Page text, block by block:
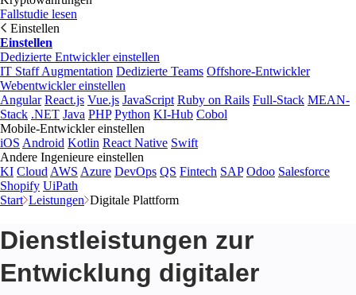
Fallstudie lesen
Einstellen
Einstellen
Dedizierte Entwickler einstellen
IT Staff Augmentation Dedizierte Teams Offshore-Entwickler
Webentwickler einstellen
Angular React.js Vue.js JavaScript Ruby on Rails Full-Stack MEAN-
Stack .NET Java PHP Python KI-Hub Cobol
Mobile-Entwickler einstellen
iOS Android Kotlin React Native Swift
Andere Ingenieure einstellen
KI Cloud AWS Azure DevOps QS Fintech SAP Odoo Salesforce
Shopify UiPath
Start Leistungen Digitale Plattform
Dienstleistungen zur
Entwicklung digitaler